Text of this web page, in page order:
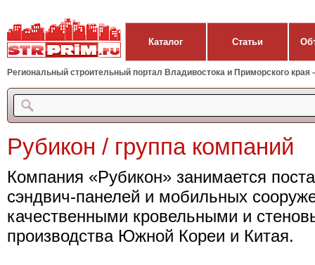
Каталог Статьи
Региональный строительный портал Владивостока и Приморского края
Рубикон / группа компаний
Компания «Рубикон» занимается
сэндвич-панелей и мобильных
качественными кровельными и
производства Южной Кореи и Китая.